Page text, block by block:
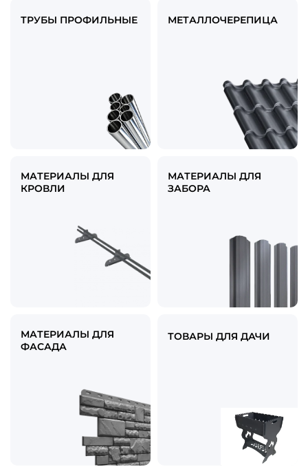
ТРУБЫ ПРОФИЛЬНЫЕ МЕТАЛЛОЧЕРЕПИЦА
МАТЕРИАЛЫ ДЛЯ
КРОВЛИ
МАТЕРИАЛЫ ДЛЯ
ЗАБОРА
МАТЕРИАЛЫ ДЛЯ
ФАСАДА
ТОВАРЫ ДЛЯ ДАЧИ